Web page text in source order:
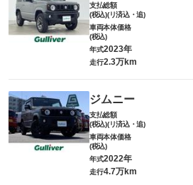
支払総額
(税込)(リ済込・追)
車両本体価格
(税込)
年式2023年
走行2.3万km
ジムニー
支払総額
(税込)(リ済込・追)
車両本体価格
(税込)
年式2022年
走行4.7万km